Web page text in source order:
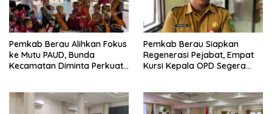
Pemkab Berau Alihkan Fokus
ke Mutu PAUD, Bunda
Kecamatan Diminta Perkuat
Pemkab Berau Siapkan
Regenerasi Pejabat, Empat
Kursi Kepala OPD Segera